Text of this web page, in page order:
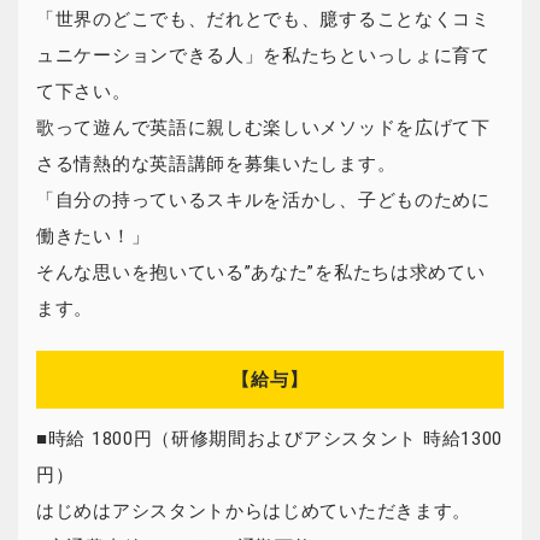
「世界のどこでも、だれとでも、臆することなくコミ
ュニケーションできる人」を私たちといっしょに育て
て下さい。
歌って遊んで英語に親しむ楽しいメソッドを広げて下
さる情熱的な英語講師を募集いたします。
「自分の持っているスキルを活かし、子どものために
働きたい！」
そんな思いを抱いている”あなた”を私たちは求めてい
ます。
【給与】
■時給 1800円（研修期間およびアシスタント 時給1300
円）
はじめはアシスタントからはじめていただきます。